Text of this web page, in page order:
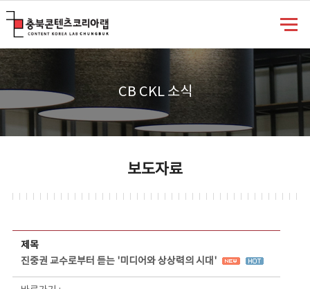
CB CKL 소식
보도자료
제목
진중권 교수로부터 듣는 '미디어와 상상력의 시대'